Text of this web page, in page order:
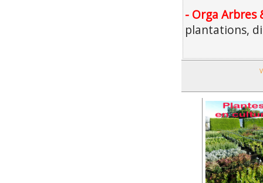
- Orga Arbres
plantations,